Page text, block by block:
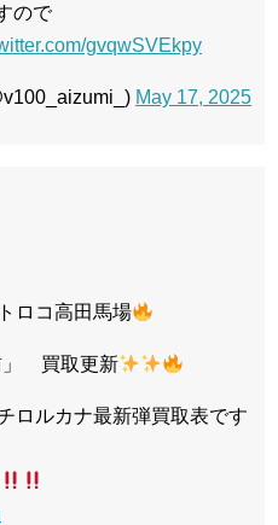
ので
gvqwSVEkpy
May 17, 2025
ロコ高田馬場
」 買取更新
ロルカナ最新弾買取表です